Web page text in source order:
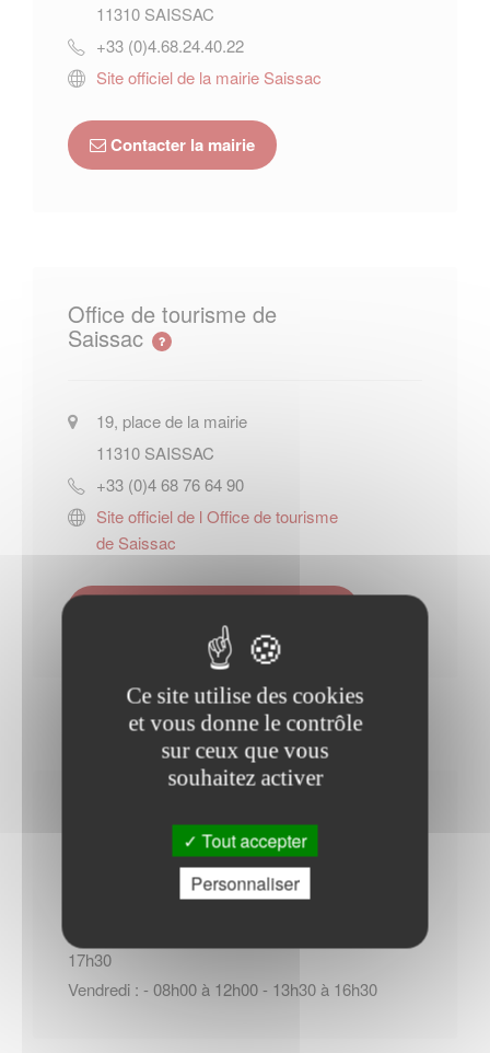
11310 SAISSAC
+33 (0)4.68.24.40.22
Site officiel de la mairie Saissac
Contacter la mairie
Office de tourisme de
Saissac
19, place de la mairie
11310 SAISSAC
+33 (0)4 68 76 64 90
Site officiel de l Office de tourisme
de Saissac
Horaires Mairie
17h30
Vendredi : - 08h00 à 12h00 - 13h30 à 16h30
Ce site utilise des cookies
et vous donne le contrôle
sur ceux que vous
souhaitez activer
Tout accepter
Personnaliser